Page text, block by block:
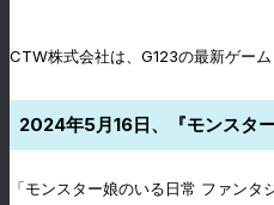
CTW株式会社は、G123の最新ゲー
2024年5月16日、『モンスタ
「モンスター娘のいる日常 ファンタ